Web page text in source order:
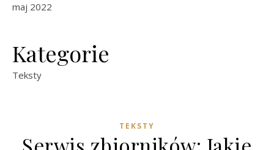
maj 2022
Kategorie
Teksty
TEKSTY